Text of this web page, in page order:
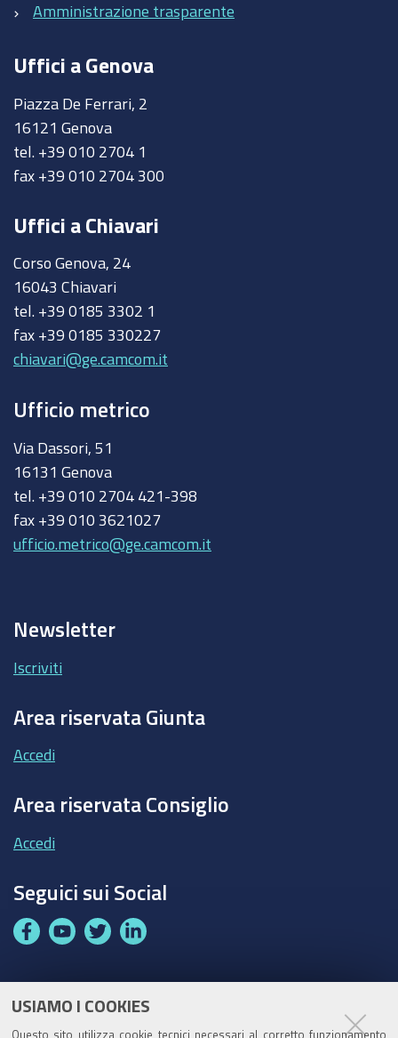
USIAMO I COOKIES
Questo sito utilizza cookie tecnici necessari al corretto funzionamento
Amministrazione trasparente
Uffici a Genova
Piazza De Ferrari, 2
16121 Genova
tel. +39 010 2704 1
fax +39 010 2704 300
Uffici a Chiavari
Corso Genova, 24
16043 Chiavari
tel. +39 0185 3302 1
fax +39 0185 330227
chiavari@ge.camcom.it
Ufficio metrico
Via Dassori, 51
16131 Genova
tel. +39 010 2704 421-398
fax +39 010 3621027
ufficio.metrico@ge.camcom.it
Newsletter
Iscriviti
Area riservata Giunta
Accedi
Area riservata Consiglio
Accedi
Seguici sui Social
F
e
Y
t
T
t
L
k